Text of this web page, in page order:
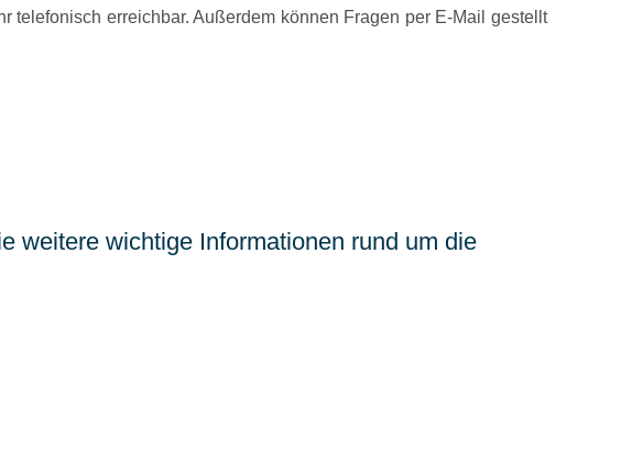
telefonisch erreichbar. Außerdem können Fragen per E-Mail gestellt
weitere wichtige Informationen rund um die